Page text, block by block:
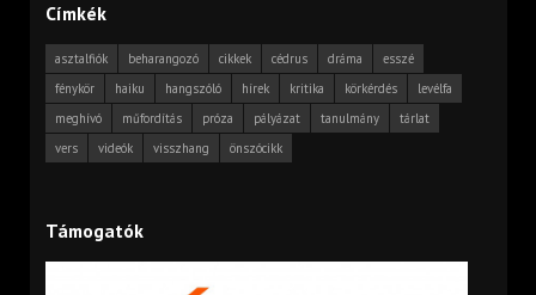
Címkék
asztalfiók beharangozó cikkek cédrus dráma
esszé
fénykör
haiku hangszóló hírek kritika körkérdés
levélfa
meghívó
műfordítás próza pályázat tanulmány
tárlat
vers
videók visszhang önszócikk
Támogatók